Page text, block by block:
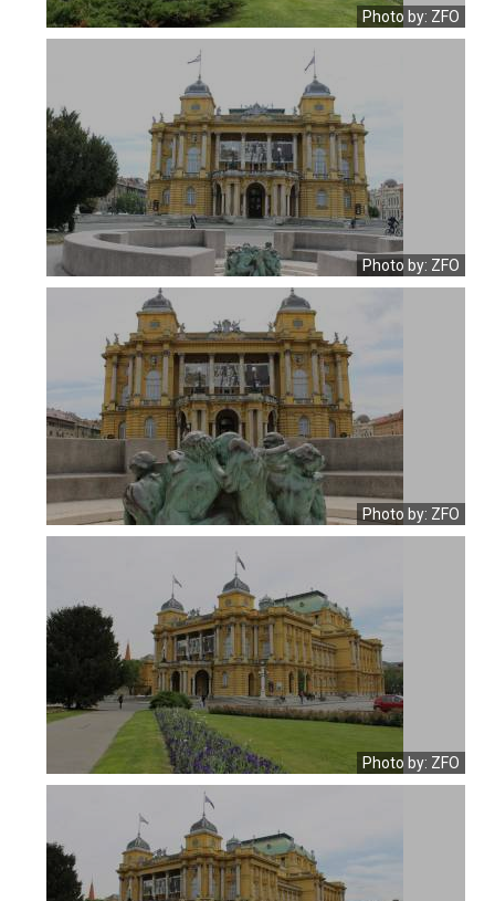
Photo by: ZFO
Photo by: ZFO
Photo by: ZFO
Photo by: ZFO